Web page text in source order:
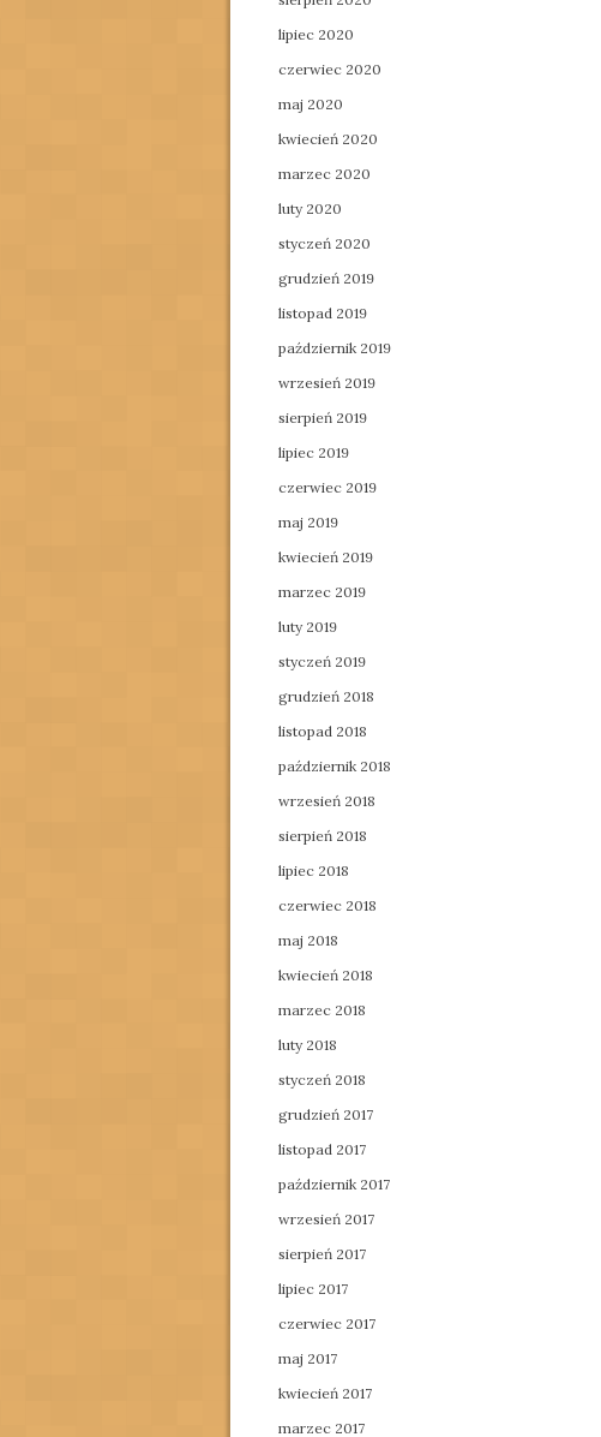
lipiec 2020
czerwiec 2020
maj 2020
kwiecień 2020
marzec 2020
luty 2020
styczeń 2020
grudzień 2019
listopad 2019
październik 2019
wrzesień 2019
sierpień 2019
lipiec 2019
czerwiec 2019
maj 2019
kwiecień 2019
marzec 2019
luty 2019
styczeń 2019
grudzień 2018
listopad 2018
październik 2018
wrzesień 2018
sierpień 2018
lipiec 2018
czerwiec 2018
maj 2018
kwiecień 2018
marzec 2018
luty 2018
styczeń 2018
grudzień 2017
listopad 2017
październik 2017
wrzesień 2017
sierpień 2017
lipiec 2017
czerwiec 2017
maj 2017
kwiecień 2017
marzec 2017